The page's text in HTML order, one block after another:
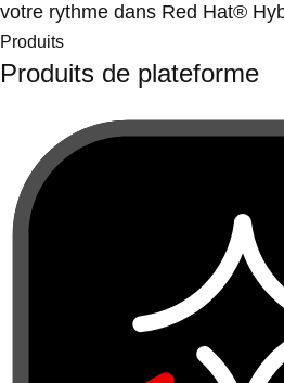
votre rythme dans Red Hat®
Produits
Produits de plateforme